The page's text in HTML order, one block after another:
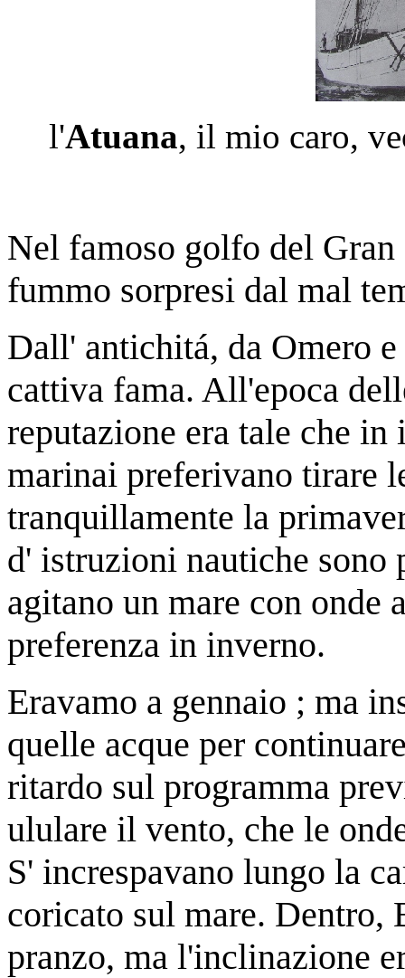
l'Atuana, il mio caro,
Nel famoso golfo del
fummo sorpresi dal mal
Dall' antichitá, da Omero
cattiva fama. All'epoca
reputazione era tale che
marinai preferivano tirare
tranquillamente la
d' istruzioni nautiche
agitano un mare con onde
preferenza in inverno.
Eravamo a gennaio ; ma
quelle acque per
ritardo sul programma
ululare il vento, che le
S' increspavano lungo la
coricato sul mare. Dentro,
pranzo, ma l'inclinazione